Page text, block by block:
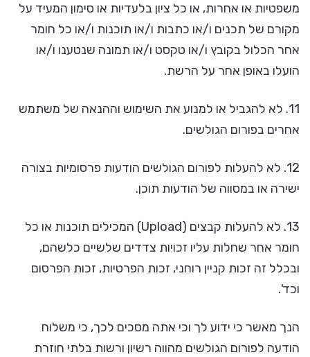
משפטיות או אחרות, או כל ציון בלעדיות או סימון המעיד על
מקורם של תכנים ו/או כתבות ו/או תוכנות ו/או כל חומר
אחר הכלול בקובץ ו/או טקסט ו/או תמונה שנטענו ו/או
הועלו באופן אחר על הרשת.
11. לא להגביל או למנוע את השימוש וההנאה של משתמש
אחרים בפורום הגולשים.
12. לא להעלות לפורום הגולשים הודעות פרסומיות בצורה
ישירה או במסווה של הודעות תוכן.
13. לא להעלות קבצים (Upload) המכילים תוכנות או כל
חומר אחר שחלות עליו זכויות צדדים שלשיים כלשהם,
ובכלל זה זכות קניין רוחני, זכות הפרטיות, זכות הפרסום
וכד'.
הנך מאשר כי ידוע לך וכי אתה מסכים לכך, כי משלוח
הודעה לפורום הגולשים מהווה רשיון ורשות בלתי חוזרת